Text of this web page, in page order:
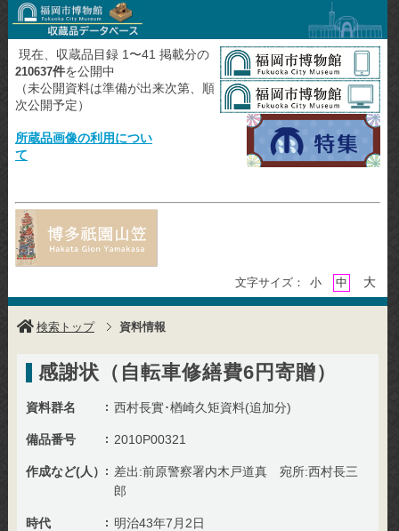
現在、収蔵品目録 1〜41 掲載分の
210637件を公開中
（未公開資料は準備が出来次第、順
次公開予定）
所蔵品画像の利用につい
て
文字サイズ： 小 中 大
検索トップ 資料情報
感謝状（自転車修繕費6円寄贈）
資料群名 西村長實･楢崎久矩資料(追加分)
備品番号 2010P00321
作成など(人）
差出:前原警察署内木戸道真 宛所:西村長三
郎
時代 明治43年7月2日